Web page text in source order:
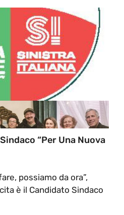
“per Una Nuova
possiamo da ora”,
è il Candidato Sindaco